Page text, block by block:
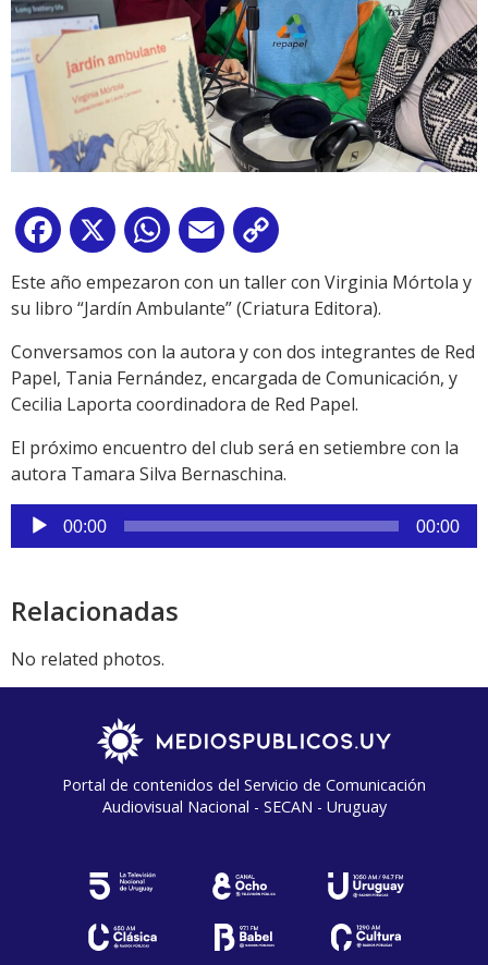
Facebook
X WhatsApp
Email
Link
Este año empezaron con un taller con Virginia Mórtola y
su libro “Jardín Ambulante” (Criatura Editora).
Conversamos con la autora y con dos integrantes de Red
Papel, Tania Fernández, encargada de Comunicación, y
Cecilia Laporta coordinadora de Red Papel.
El próximo encuentro del club será en setiembre con la
autora Tamara Silva Bernaschina.
Reproductor
de
00:00 00:00
Relacionadas
No related photos.
Portal de contenidos del Servicio de Comunicación
Audiovisual Nacional - SECAN - Uruguay